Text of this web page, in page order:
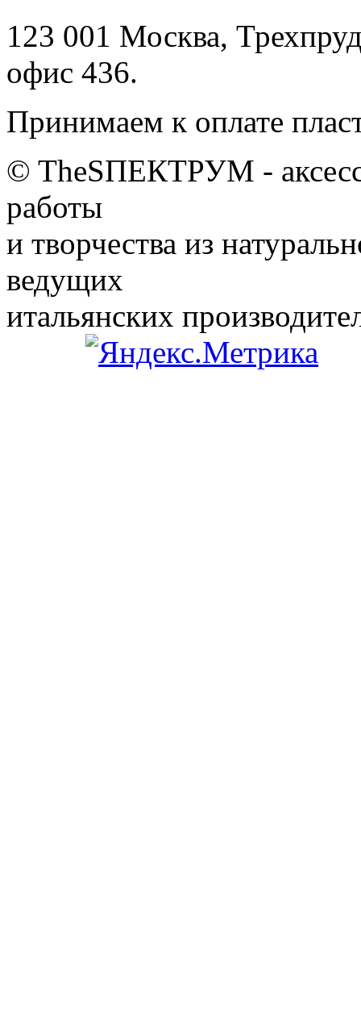
123 001 Москва,
офис 436.
Принимаем к оплате
© TheSПЕКТРУМ -
работы
и творчества из
ведущих
итальянских